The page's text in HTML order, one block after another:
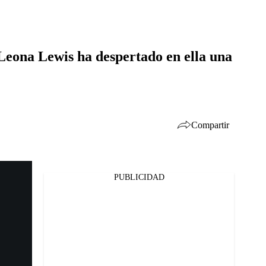
Lewis ha despertado en ella una
Compartir
PUBLICIDAD